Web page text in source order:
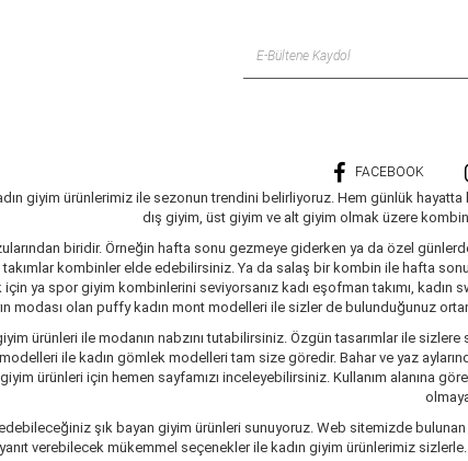
FACEBOOK
giyim ürünlerimiz ile sezonun trendini belirliyoruz. Hem günlük
dış giyim, üst giyim ve alt giyim olmak üzere
biridir. Örneğin hafta sonu gezmeye giderken ya da özel
kombinler elde edebilirsiniz. Ya da salaş bir kombin ile hafta
ya spor giyim kombinlerini seviyorsanız kadı eşofman takımı,
modası olan puffy kadın mont modelleri ile sizler de bulunduğunuz
ürünleri ile modanın nabzını tutabilirsiniz. Özgün tasarımlar ile
ile kadın gömlek modelleri tam size göredir. Bahar ve yaz
ürünleri için hemen sayfamızı inceleyebilirsiniz. Kullanım alanına
şık bayan giyim ürünleri sunuyoruz. Web sitemizde
yanıt verebilecek mükemmel seçenekler ile kadın giyim ürünlerimiz